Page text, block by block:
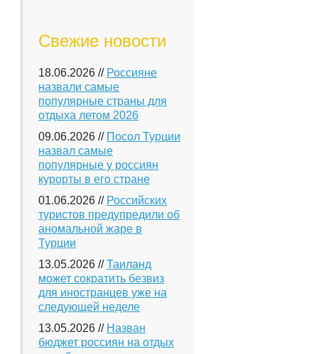
Свежие новости
18.06.2026 // Россияне
назвали самые
популярные страны для
отдыха летом 2026
09.06.2026 // Посол Турции
назвал самые
популярные у россиян
курорты в его стране
01.06.2026 // Российских
туристов предупредили об
аномальной жаре в
Турции
13.05.2026 //Таиланд
может сократить безвиз
для иностранцев уже на
следующей неделе
13.05.2026 // Назван
бюджет россиян на отдых